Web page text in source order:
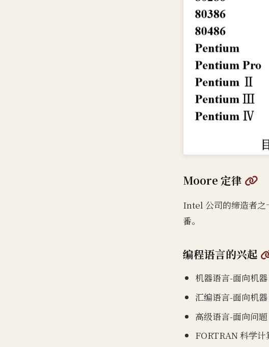
Moore 定律 @
Intel 公司的缔造者之
番。
编程语言的兴起
机器语言-面向机器
汇编语言-面向机器
高级语言-面向问题
FORTRAN 科学计